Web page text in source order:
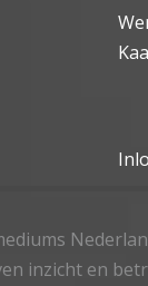
inzicht en